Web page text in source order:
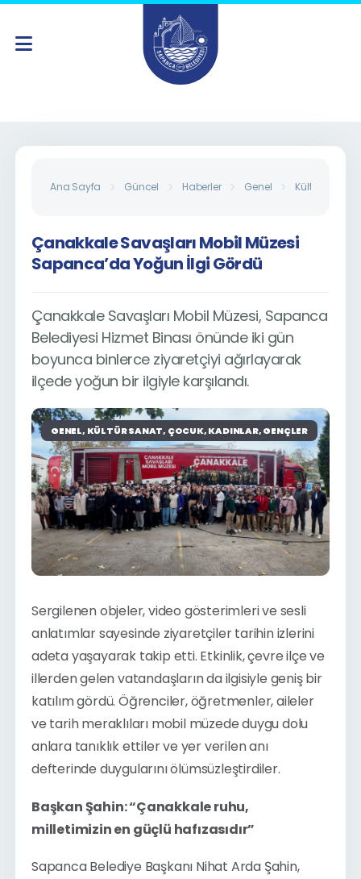
Ana Sayfa Güncel Haberler Genel Kültür Sanat
Çanakkale Savaşları Mobil Müzesi
Sapanca’da Yoğun İlgi Gördü
Çanakkale Savaşları Mobil Müzesi, Sapanca
Belediyesi Hizmet Binası önünde iki gün
boyunca binlerce ziyaretçiyi ağırlayarak
ilçede yoğun bir ilgiyle karşılandı.
GENEL, KÜLTÜR SANAT, ÇOCUK, KADINLAR, GENÇLER
Sergilenen objeler, video gösterimleri ve sesli
anlatımlar sayesinde ziyaretçiler tarihin izlerini
adeta yaşayarak takip etti. Etkinlik, çevre ilçe ve
illerden gelen vatandaşların da ilgisiyle geniş bir
katılım gördü. Öğrenciler, öğretmenler, aileler
ve tarih meraklıları mobil müzede duygu dolu
anlara tanıklık ettiler ve yer verilen anı
defterinde duygularını ölümsüzleştirdiler.
Başkan Şahin: “Çanakkale ruhu,
milletimizin en güçlü hafızasıdır”
Sapanca Belediye Başkanı Nihat Arda Şahin,